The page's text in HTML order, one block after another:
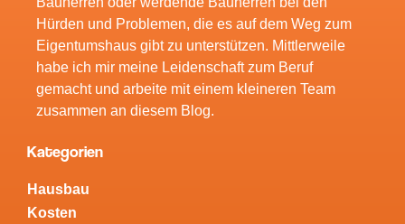
Hürden und Problemen, die es auf dem Weg zum
Eigentumshaus gibt zu unterstützen. Mittlerweile
habe ich mir meine Leidenschaft zum Beruf
gemacht und arbeite mit einem kleineren Team
zusammen an diesem Blog.
Kategorien
Hausbau
Kosten